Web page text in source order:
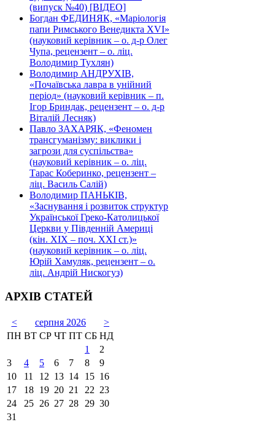
(випуск №40) [ВІДЕО]
Богдан ФЕДИНЯК, «Маріологія
папи Римського Венедикта XVI»
(науковий керівник – о. д-р Олег
Чупа, рецензент – о. ліц.
Володимир Тухлян)
Володимир АНДРУХІВ,
«Почаївська лавра в унійний
період» (науковий керівник – п.
Ігор Бриндак, рецензент – о. д-р
Віталій Лесняк)
Павло ЗАХАРЯК, «Феномен
трансгуманізму: виклики і
загрози для суспільства»
(науковий керівник – о. ліц.
Тарас Коберинко, рецензент –
ліц. Василь Салій)
Володимир ПАНЬКІВ,
«Заснування і розвиток структур
Української Греко-Католицької
Церкви у Південній Америці
(кін. ХІХ – поч. ХХІ ст.)»
(науковий керівник – о. ліц.
Юрій Хамуляк, рецензент – о.
ліц. Андрій Нискогуз)
АРХІВ СТАТЕЙ
< серпня 2026
>
ПН ВТ СР ЧТ ПТ СБ НД
1
2
3
4 5 6 7 8
9
10
11 12 13 14 15 16
17
18 19 20 21 22 23
24
25 26 27 28 29 30
31